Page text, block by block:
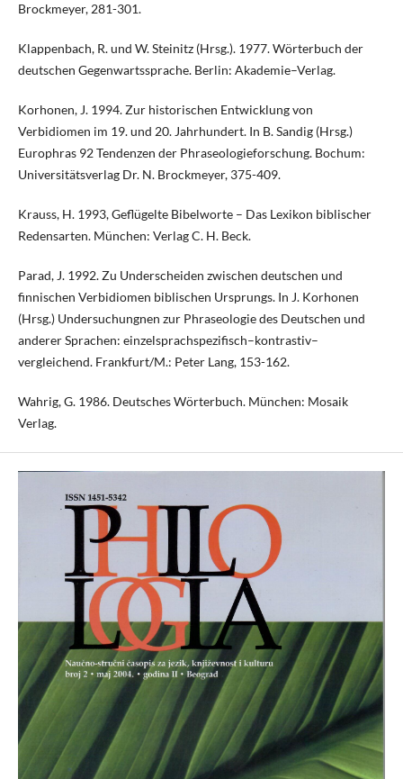
Brockmeyer, 281-301.
Klappenbach, R. und W. Steinitz (Hrsg.). 1977. Wörterbuch der
deutschen Gegenwartssprache. Berlin: Akademie–Verlag.
Korhonen, J. 1994. Zur historischen Entwicklung von
Verbidiomen im 19. und 20. Jahrhundert. In B. Sandig (Hrsg.)
Europhras 92 Tendenzen der Phraseologieforschung. Bochum:
Universitätsverlag Dr. N. Brockmeyer, 375-409.
Krauss, H. 1993, Geflügelte Bibelworte – Das Lexikon biblischer
Redensarten. München: Verlag C. H. Beck.
Parad, J. 1992. Zu Underscheiden zwischen deutschen und
finnischen Verbidiomen biblischen Ursprungs. In J. Korhonen
(Hrsg.) Undersuchungnen zur Phraseologie des Deutschen und
anderer Sprachen: einzelsprachspezifisch–kontrastiv–
vergleichend. Frankfurt/M.: Peter Lang, 153-162.
Wahrig, G. 1986. Deutsches Wörterbuch. München: Mosaik
Verlag.